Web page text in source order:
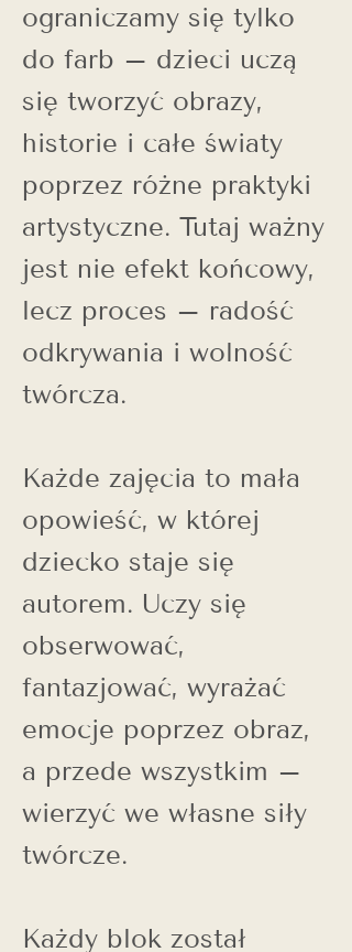
ograniczamy się tylko
do farb – dzieci uczą
się tworzyć obrazy,
historie i całe światy
poprzez różne praktyki
artystyczne. Tutaj ważny
jest nie efekt końcowy,
lecz proces – radość
odkrywania i wolność
twórcza.
Każde zajęcia to mała
opowieść, w której
dziecko staje się
autorem. Uczy się
obserwować,
fantazjować, wyrażać
emocje poprzez obraz,
a przede wszystkim –
wierzyć we własne siły
twórcze.
Każdy blok został